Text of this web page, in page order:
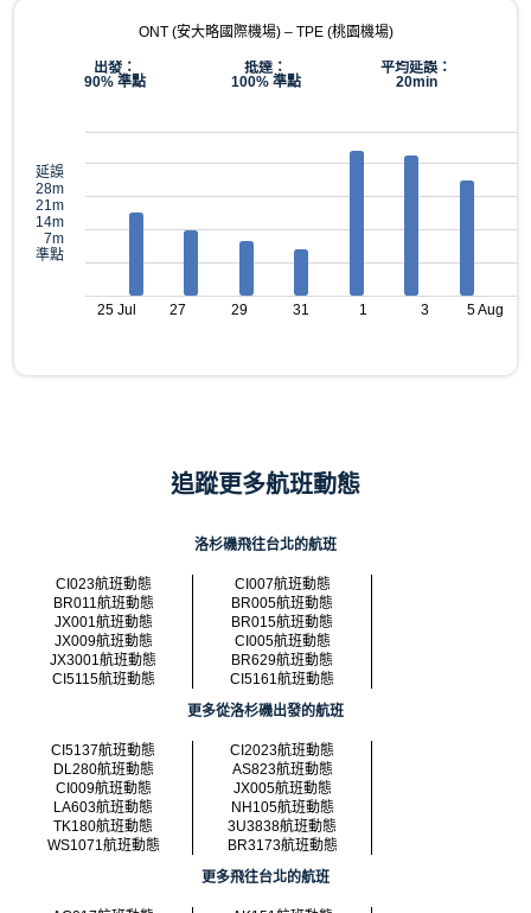
ONT (安大略國際機場) – TPE (桃園機場)
出發：
90% 準點
抵達：
100% 準點
平均延誤：
20min
延誤
28m
21m
14m
7m
準點
25 Jul 27 29 31 1 3 5 Aug
追蹤更多航班動態
洛杉磯飛往台北的航班
CI023航班動態
CI007航班動態
BR011航班動態
BR005航班動態
JX001航班動態
BR015航班動態
JX009航班動態
CI005航班動態
JX3001航班動態
BR629航班動態
CI5115航班動態
CI5161航班動態
更多從洛杉磯出發的航班
CI5137航班動態
CI2023航班動態
DL280航班動態
AS823航班動態
CI009航班動態
JX005航班動態
LA603航班動態
NH105航班動態
TK180航班動態
3U3838航班動態
WS1071航班動態
BR3173航班動態
更多飛往台北的航班